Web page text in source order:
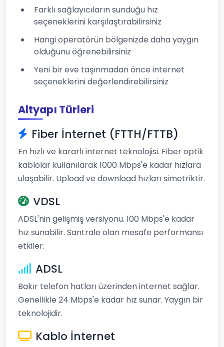
Farklı sağlayıcıların sunduğu hız
seçeneklerini karşılaştırabilirsiniz
Hangi operatörün bölgenizde daha yaygın
olduğunu öğrenebilirsiniz
Yeni bir eve taşınmadan önce internet
seçeneklerini değerlendirebilirsiniz
Altyapı Türleri
Fiber İnternet (FTTH/FTTB)
En hızlı ve kararlı internet teknolojisi. Fiber optik
kablolar kullanılarak 1000 Mbps'e kadar hızlara
ulaşabilir. Upload ve download hızları simetriktir.
VDSL
ADSL'nin gelişmiş versiyonu. 100 Mbps'e kadar
hız sunabilir. Santrale olan mesafe performansı
etkiler.
ADSL
Bakır telefon hatları üzerinden internet sağlar.
Genellikle 24 Mbps'e kadar hız sunar. Yaygın bir
teknolojidir.
Kablo İnternet